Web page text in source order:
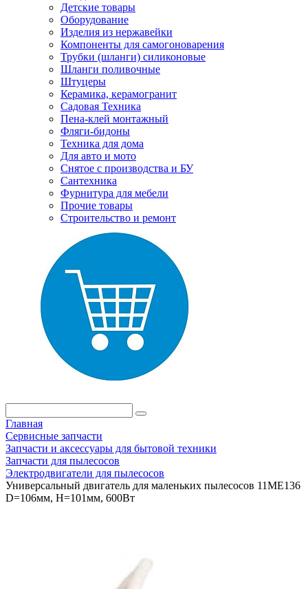
Детские товары
Оборудование
Изделия из нержавейки
Компоненты для самогоноварения
Трубки (шланги) силиконовые
Шланги поливочные
Штуцеры
Керамика, керамогранит
Садовая Техника
Пена-клей монтажный
Фляги-бидоны
Техника для дома
Для авто и мото
Снятое с производства и БУ
Сантехника
Фурнитура для мебели
Прочие товары
Строительство и ремонт
Главная
Сервисные запчасти
Запчасти и аксессуары для бытовой техники
Запчасти для пылесосов
Электродвигатели для пылесосов
Универсальный двигатель для маленьких пылесосов 11ME136
D=106мм, H=101мм, 600Вт